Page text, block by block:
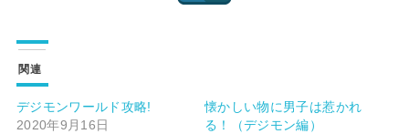
関連
デジモンワールド攻略!
2020年9月16日
懐かしい物に男子は惹かれ
る！（デジモン編）